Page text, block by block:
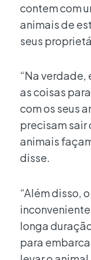
contem com
animais de
seus
“Na
as coisas
com os seus
precisam sair
animais
disse.
“Além disso,
longa
para